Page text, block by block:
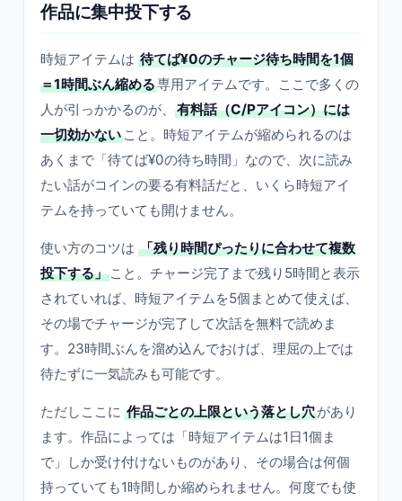
作品に集中投下する
時短アイテムは 待てば¥0のチャージ待ち時間を1個
＝1時間ぶん縮める専用アイテムです。ここで多くの
人が引っかかるのが、
有料話（C/Pアイコン）には
一切効かない こと。時短アイテムが縮められるのは
あくまで「待てば¥0の待ち時間」なので、次に読み
たい話がコインの要る有料話だと、いくら時短アイ
テムを持っていても開けません。
使い方のコツは 「残り時間ぴったりに合わせて複数
投下する」 こと。チャージ完了まで残り5時間と表示
されていれば、時短アイテムを5個まとめて使えば、
その場でチャージが完了して次話を無料で読めま
す。23時間ぶんを溜め込んでおけば、理屈の上では
待たずに一気読みも可能です。
ただしここに 作品ごとの上限という落とし穴があり
ます。作品によっては「時短アイテムは1日1個ま
で」しか受け付けないものがあり、その場合は何個
持っていても1時間しか縮められません。何度でも使